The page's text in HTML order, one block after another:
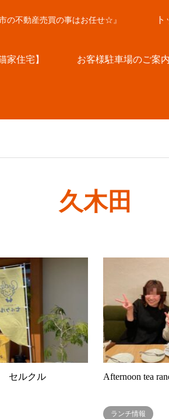
の不動産売買の事はお任せ☆』
家住宅】 お客様駐車場のご案内
久木田
セルクル Afternoon tea
ランチ情報